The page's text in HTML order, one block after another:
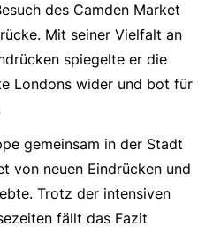
des Camden Market
Mit seiner Vielfalt an
spiegelte er die
Londons wider und bot für
gemeinsam in der Stadt
von neuen Eindrücken und
Trotz der intensiven
fällt das Fazit